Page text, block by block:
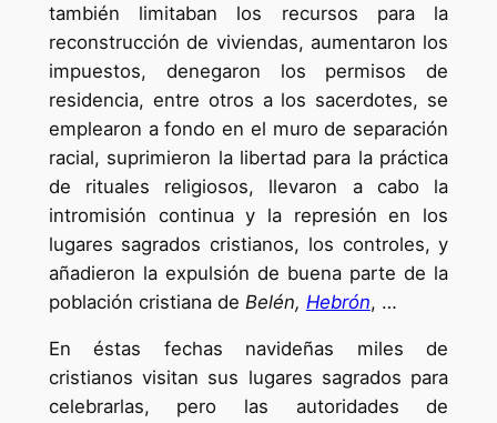
también limitaban los recursos para la
reconstrucción de viviendas, aumentaron los
impuestos, denegaron los permisos de
residencia, entre otros a los sacerdotes, se
emplearon a fondo en el muro de separación
racial, suprimieron la libertad para la práctica
de rituales religiosos, llevaron a cabo la
intromisión continua y la represión en los
lugares sagrados cristianos, los controles, y
añadieron la expulsión de buena parte de la
población cristiana de Belén, Hebrón, …
En éstas fechas navideñas miles de
cristianos visitan sus lugares sagrados para
celebrarlas, pero las autoridades de